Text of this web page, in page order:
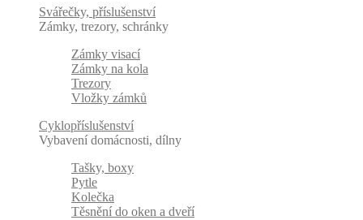
Svářečky, příslušenství
Zámky, trezory, schránky
Zámky visací
Zámky na kola
Trezory
Vložky zámků
Cyklopříslušenství
Vybavení domácnosti, dílny
Tašky, boxy
Pytle
Kolečka
Těsnění do oken a dveří